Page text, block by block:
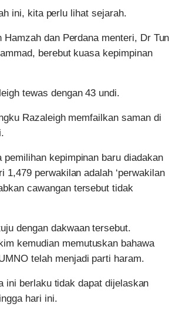
ini, kita perlu lihat sejarah.
Hamzah dan Perdana menteri, Dr Tun
berebut kuasa kepimpinan
tewas dengan 43 undi.
Razaleigh memfailkan saman di
pemilihan kepimpinan baru diadakan
1,479 perwakilan adalah ‘perwakilan
cawangan tersebut tidak
dengan dakwaan tersebut.
kemudian memutuskan bahawa
telah menjadi parti haram.
ini berlaku tidak dapat dijelaskan
hari ini.